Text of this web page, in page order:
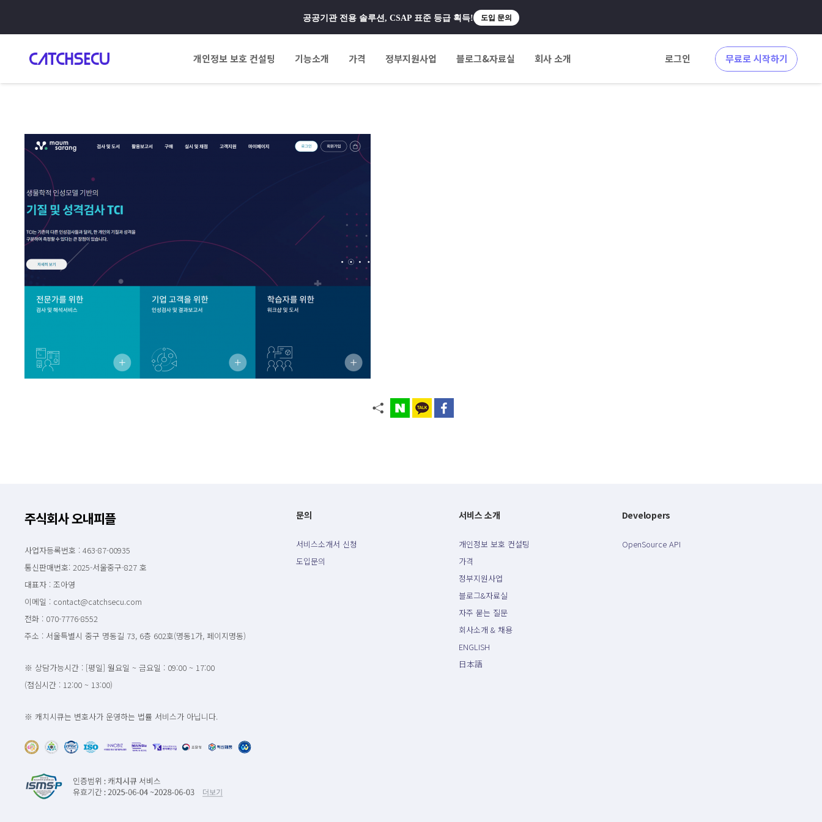
공공기관 전용 솔루션, CSAP 표준 등급 획득! 도입 문의
개인정보 보호 컨설팅 기능소개 가격 정부지원사업 블로그&자료실 회사 소개 로그인 무료로 시작하기
주식회사 오내피플
사업자등록번호 : 463-87-00935
통신판매번호: 2025-서울중구-827 호
대표자 : 조아영
이메일 : contact@catchsecu.com
전화 : 070-7776-8552
주소 : 서울특별시 중구 명동길 73, 6층 602호(명동1가, 페이지명동)
※ 상담가능시간 : [평일] 월요일 ~ 금요일 : 09:00 ~ 17:00
(점심시간 : 12:00 ~ 13:00)
※ 캐치시큐는 변호사가 운영하는 법률 서비스가 아닙니다.
문의
서비스소개서 신청
도입문의
서비스 소개
개인정보 보호 컨설팅
가격
정부지원사업
블로그&자료실
자주 묻는 질문
회사소개 & 채용
ENGLISH
日本語
Developers
OpenSource API